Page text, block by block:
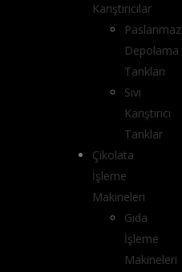
Karıştırıcılar
Paslanmaz
Depolama
Tankları
Sıvı
Karıştırıcı
Tanklar
Çikolata
İşleme
Makineleri
Gıda
İşleme
Makineleri